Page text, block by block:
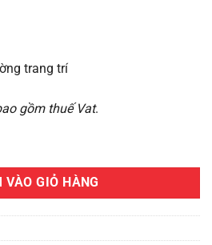
trang trí
gồm thuế Vat.
lượng
VÀO GIỎ HÀNG